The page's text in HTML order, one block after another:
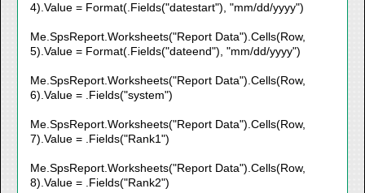
4).Value = Format(.Fields("datestart"), "mm/dd/yyyy")
Me.SpsReport.Worksheets("Report Data").Cells(Row,
5).Value = Format(.Fields("dateend"), "mm/dd/yyyy")
Me.SpsReport.Worksheets("Report Data").Cells(Row,
6).Value = .Fields("system")
Me.SpsReport.Worksheets("Report Data").Cells(Row,
7).Value = .Fields("Rank1")
Me.SpsReport.Worksheets("Report Data").Cells(Row,
8).Value = .Fields("Rank2")